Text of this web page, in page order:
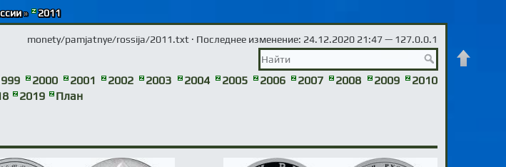
» 2011
monety/pamjatnye/rossija/2011.txt· Последнее изменение: 24.12.2020 21:47 — 127.0.0.1
2000 2001 2002 2003 2004 2005 2006 2007 2008 2009
2010
2019 План
Наверх